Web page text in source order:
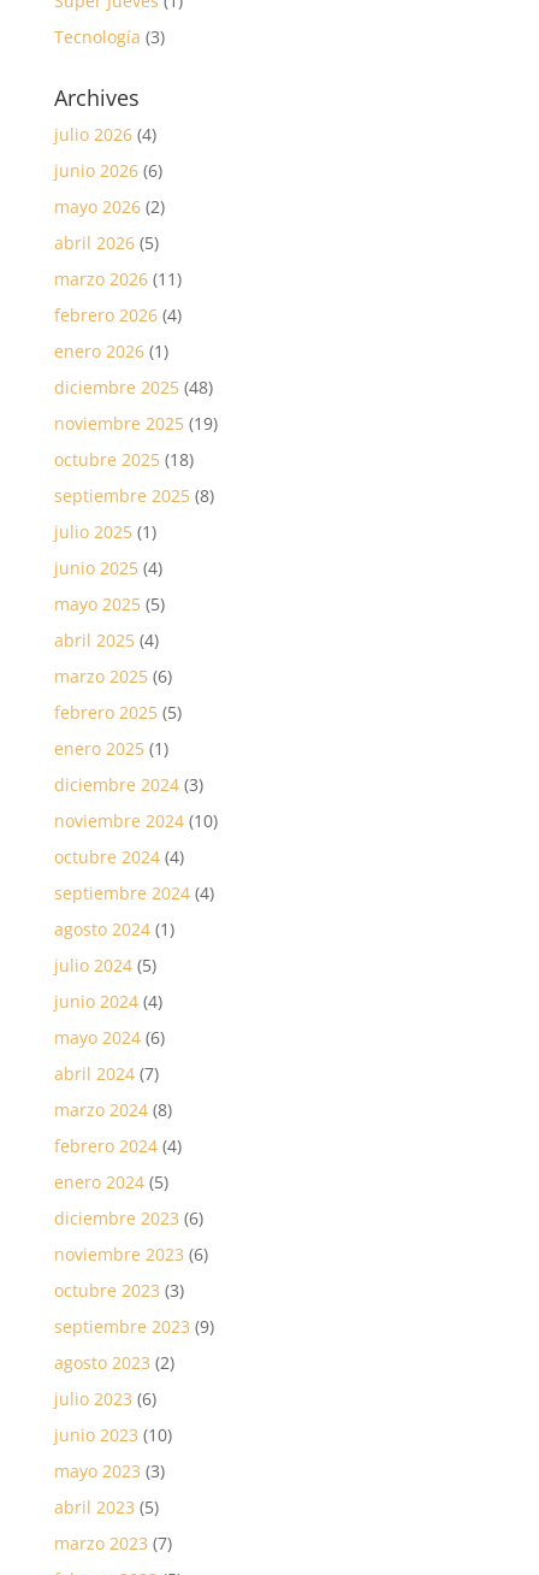
Tecnología (3)
Archives
julio 2026(4)
junio 2026(6)
mayo 2026(2)
abril 2026(5)
marzo 2026(11)
febrero 2026(4)
enero 2026(1)
diciembre 2025(48)
noviembre 2025(19)
octubre 2025(18)
septiembre 2025(8)
julio 2025(1)
junio 2025(4)
mayo 2025(5)
abril 2025(4)
marzo 2025(6)
febrero 2025(5)
enero 2025(1)
diciembre 2024(3)
noviembre 2024(10)
octubre 2024(4)
septiembre 2024(4)
agosto 2024(1)
julio 2024(5)
junio 2024(4)
mayo 2024(6)
abril 2024(7)
marzo 2024(8)
febrero 2024(4)
enero 2024(5)
diciembre 2023 (6)
noviembre 2023 (6)
octubre 2023 (3)
septiembre 2023 (9)
agosto 2023 (2)
julio 2023 (6)
junio 2023 (10)
mayo 2023 (3)
abril 2023 (5)
marzo 2023 (7)